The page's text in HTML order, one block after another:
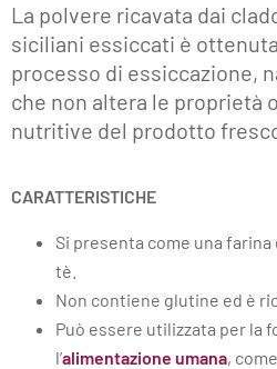
La polvere ricavata dai
siciliani essiccati è
processo di essiccazione,
che non altera le proprietà
nutritive del prodotto
CARATTERISTICHE
Si presenta come una
tè.
Non contiene glutine ed è
Può essere utilizzata per la
l’alimentazione umana,